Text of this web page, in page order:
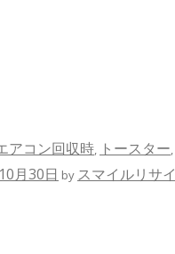
アコン回収時 トースター
月30日 by スマイルリサイ